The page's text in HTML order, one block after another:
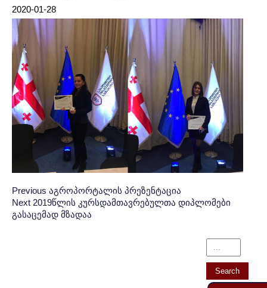
2020-01-28
Post
navigation
პოსტის
ნავიგაცია
Previous Previous
Post:
აგროპორტალის პრეზენტაცია
Next Next
Post:
2019წლის კურსდამთავრებულთა დიპლომები
გასაცემად მზადაა